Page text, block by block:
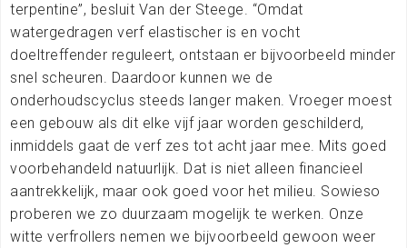
terpentine”, besluit Van der Steege. “Omdat
watergedragen verf elastischer is en vocht
doeltreffender reguleert, ontstaan er bijvoorbeeld minder
snel scheuren. Daardoor kunnen we de
onderhoudscyclus steeds langer maken. Vroeger moest
een gebouw als dit elke vijf jaar worden geschilderd,
inmiddels gaat de verf zes tot acht jaar mee. Mits goed
voorbehandeld natuurlijk. Dat is niet alleen financieel
aantrekkelijk, maar ook goed voor het milieu. Sowieso
proberen we zo duurzaam mogelijk te werken. Onze
witte verfrollers nemen we bijvoorbeeld gewoon weer